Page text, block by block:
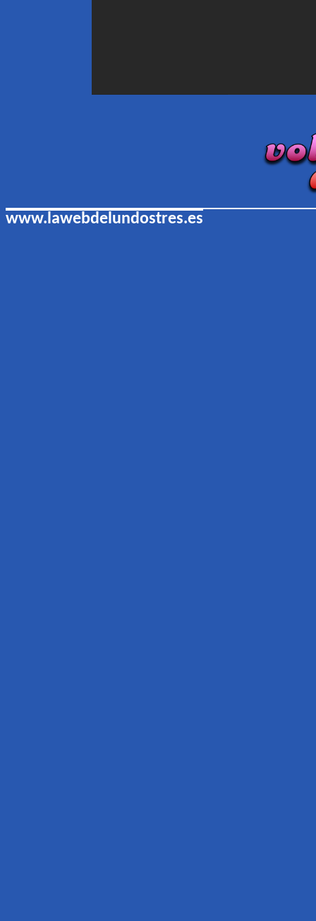
www.lawebdelundostres.es